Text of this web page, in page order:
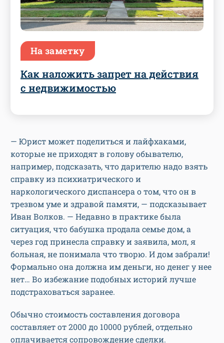
На заметку
Как наложить запрет на действия
с недвижимостью
— Юрист может поделиться и лайфхаками,
которые не приходят в голову обывателю,
например, подсказать, что дарителю надо взять
справку из психиатрического и
наркологического диспансера о том, что он в
трезвом уме и здравой памяти, — подсказывает
Иван Волков. — Недавно в практике была
ситуация, что бабушка продала семье дом, а
через год принесла справку и заявила, мол, я
больная, не понимала что творю. И дом забрали!
Формально она должна им деньги, но денег у нее
нет… Во избежание подобных историй лучше
подстраховаться заранее.
Обычно стоимость составления договора
составляет от 2000 до 10000 рублей, отдельно
оплачивается сопровождение сделки.